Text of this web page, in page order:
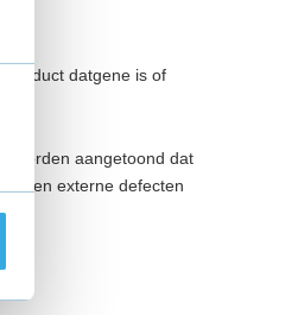
product datgene is of
worden aangetoond dat
en externe defecten